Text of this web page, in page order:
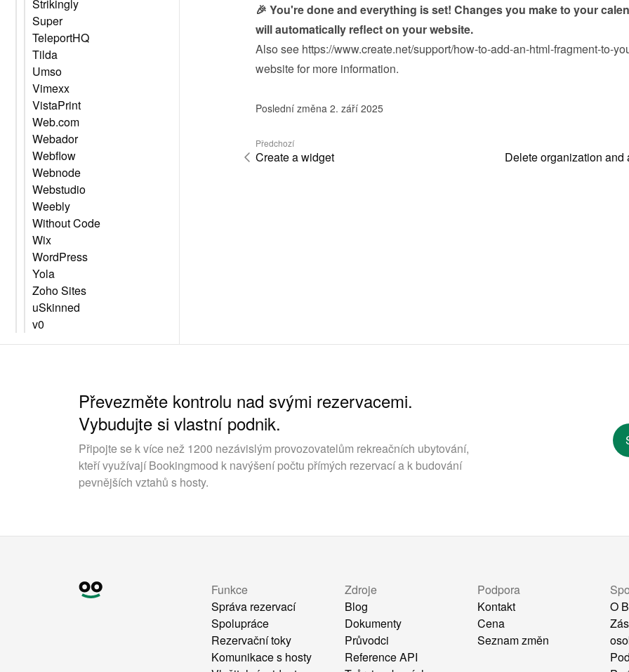
Strikingly
Super
TeleportHQ
Tilda
Umso
Vimexx
VistaPrint
Web.com
Webador
Webflow
Webnode
Webstudio
Weebly
Without Code
Wix
WordPress
Yola
Zoho Sites
uSkinned
v0
🎉 You're done and everything is set! Changes you make to your
will automatically reflect on your website.
Also see https://www.create.net/support/how-to-add-an-html-fragment-to-
website for more information.
Poslední změna 2. září 2025
Předchozí
Create a widget Delete organization and
Převezměte kontrolu nad svými rezervacemi.
Vybudujte si vlastní podnik.
Připojte se k více než 1200 nezávislým provozovatelům rekreačních ubytování,
kteří využívají Bookingmood k navýšení počtu přímých rezervací a k budování
pevnějších vztahů s hosty.
Funkce
Správa rezervací
Spolupráce
Rezervační toky
Komunikace s hosty
Zdroje
Blog
Dokumenty
Průvodci
Reference API
Podpora
Kontakt
Cena
Seznam změn
O